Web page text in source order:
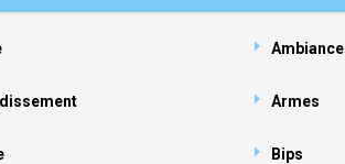
Ambiance
Armes
Bips